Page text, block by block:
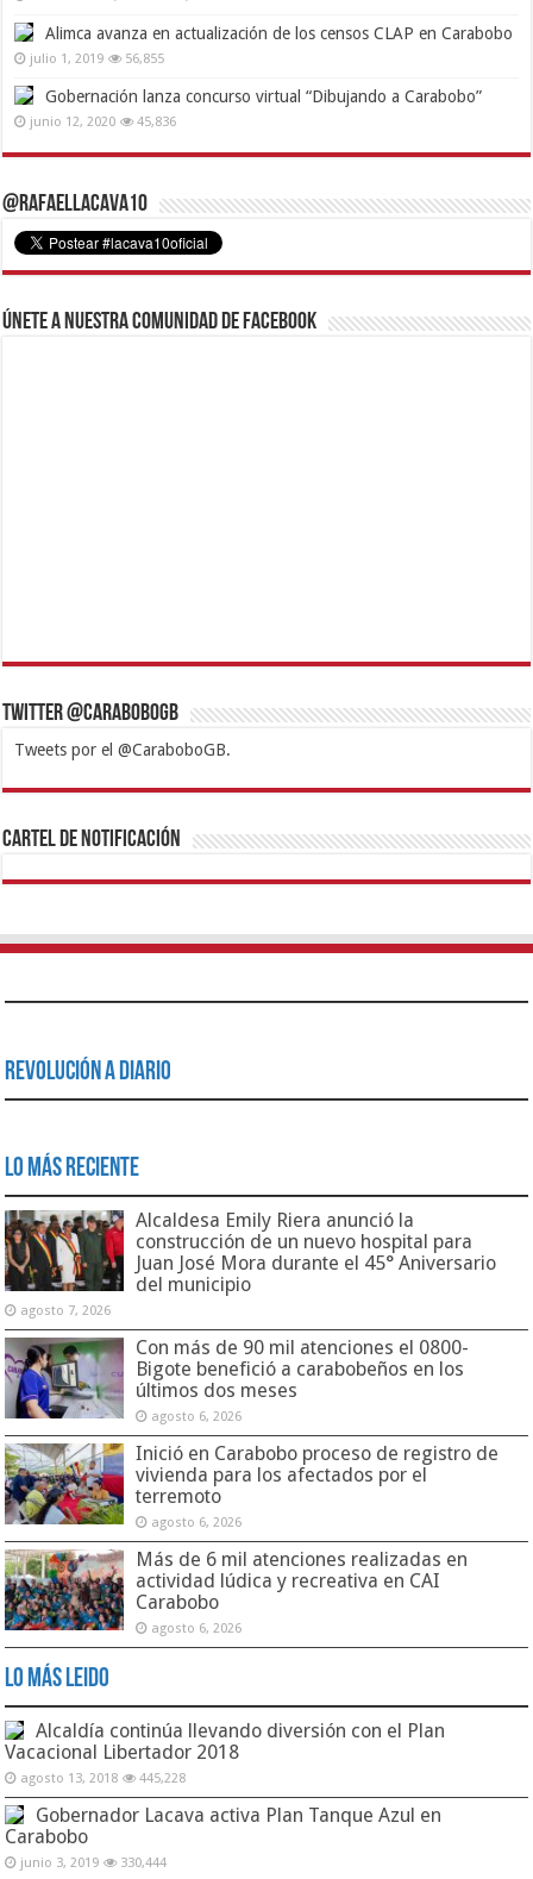
Alimca avanza en actualización de los censos CLAP en Carabobo
julio 1, 2019 56,855
Gobernación lanza concurso virtual “Dibujando a Carabobo”
junio 12, 2020 45,836
@RafaelLacava10
Únete a nuestra comunidad de Facebook
Twitter @CaraboboGB
Tweets por el @CaraboboGB.
1xbetBetturkeyBetistKralbetSupertotobetTipobetMatadorbetMariobet
https://mvbcasino.com/
Cartel de Notificación
Revolución a Diario
Lo Más Reciente
Alcaldesa Emily Riera anunció la
construcción de un nuevo hospital para
Juan José Mora durante el 45° Aniversario
del municipio
agosto 7, 2026
Con más de 90 mil atenciones el 0800-
Bigote benefició a carabobeños en los
últimos dos meses
agosto 6, 2026
Inició en Carabobo proceso de registro de
vivienda para los afectados por el
terremoto
agosto 6, 2026
Más de 6 mil atenciones realizadas en
actividad lúdica y recreativa en CAI
Carabobo
agosto 6, 2026
Lo Más Leido
Alcaldía continúa llevando diversión con el Plan
Vacacional Libertador 2018
agosto 13, 2018 445,228
Gobernador Lacava activa Plan Tanque Azul en
Carabobo
junio 3, 2019 330,444